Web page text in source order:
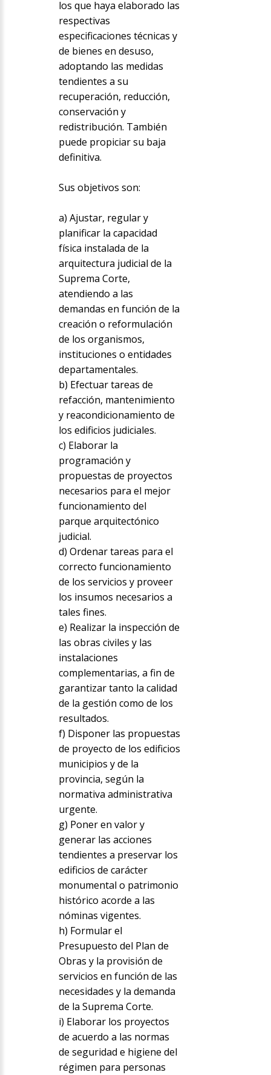
los que haya elaborado las
respectivas
especificaciones técnicas y
de bienes en desuso,
adoptando las medidas
tendientes a su
recuperación, reducción,
conservación y
redistribución. También
puede propiciar su baja
definitiva.
Sus objetivos son:
a) Ajustar, regular y
planificar la capacidad
física instalada de la
arquitectura judicial de la
Suprema Corte,
atendiendo a las
demandas en función de la
creación o reformulación
de los organismos,
instituciones o entidades
departamentales.
b) Efectuar tareas de
refacción, mantenimiento
y reacondicionamiento de
los edificios judiciales.
c) Elaborar la
programación y
propuestas de proyectos
necesarios para el mejor
funcionamiento del
parque arquitectónico
judicial.
d) Ordenar tareas para el
correcto funcionamiento
de los servicios y proveer
los insumos necesarios a
tales fines.
e) Realizar la inspección de
las obras civiles y las
instalaciones
complementarias, a fin de
garantizar tanto la calidad
de la gestión como de los
resultados.
f) Disponer las propuestas
de proyecto de los edificios
municipios y de la
provincia, según la
normativa administrativa
urgente.
g) Poner en valor y
generar las acciones
tendientes a preservar los
edificios de carácter
monumental o patrimonio
histórico acorde a las
nóminas vigentes.
h) Formular el
Presupuesto del Plan de
Obras y la provisión de
servicios en función de las
necesidades y la demanda
de la Suprema Corte.
i) Elaborar los proyectos
de acuerdo a las normas
de seguridad e higiene del
régimen para personas